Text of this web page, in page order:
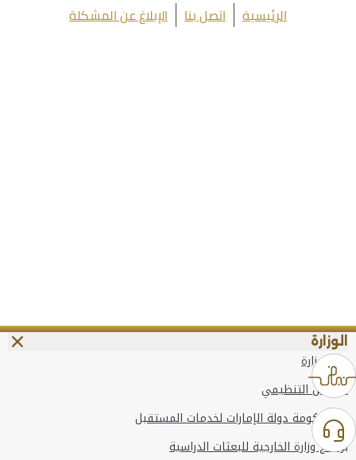
الرئيسية اتصل بنا الإبلاغ عن المشكلة
الوزارة
عن الوزارة
الهيكل التنظيمي
وعد حكومة دولة الإمارات لخدمات المستقبل
برنامج وزارة الخارجية للبعثات الدراسية